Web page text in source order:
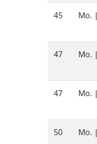
45
47 Mo. |
47 Mo. |
50